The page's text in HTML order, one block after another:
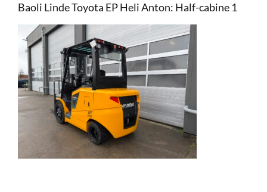
Baoli Linde Toyota EP Heli Anton: Half-cabine 1